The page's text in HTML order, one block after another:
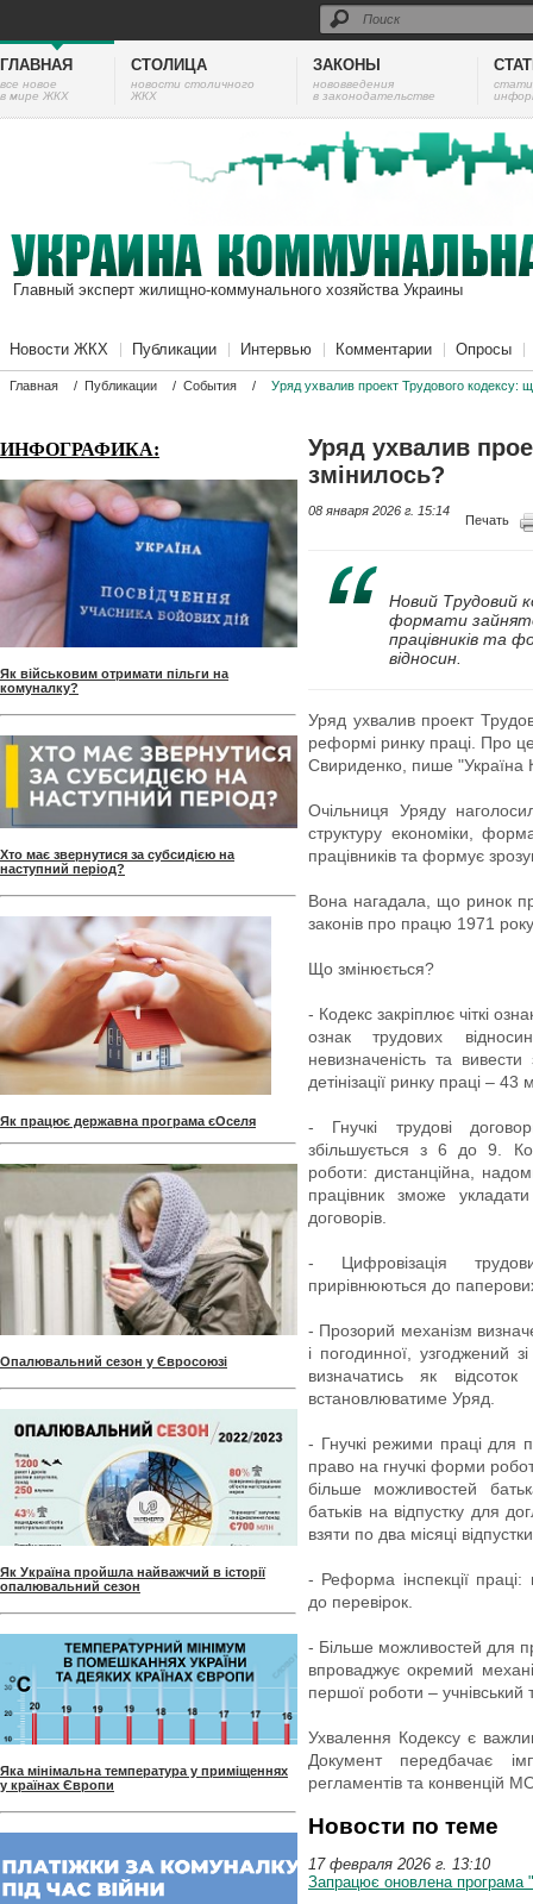
ГЛАВНАЯ
все новое
в мире ЖКХ
СТОЛИЦА
новости столичного
ЖКХ
ЗАКОНЫ
нововведения
в законодательстве
Главный эксперт жилищно-коммунального хозяйства Украины
Новости ЖКХ Публикации Интервью Комментарии Опросы
Главная / Публикации / События / Уряд ухвалив проект Трудового кодексу:
ИНФОГРАФИКА:
Як військовим отримати пільги на
комуналку?
Хто має звернутися за субсидією на
наступний період?
Як працює державна програма єОселя
Опалювальний сезон у Євросоюзі
Як Україна пройшла найважчий в історії
опалювальний сезон
Яка мінімальна температура у приміщеннях
у країнах Європи
Уряд ухвалив
змінилось?
08 января 2026 г. 15:14
Печать
Новий Трудовий
формати
працівників та
відносин.
Уряд ухвалив проект
реформі ринку праці. Про
Свириденко, пише "Україна
Очільниця Уряду
структуру економіки,
працівників та формує
Вона нагадала, що ринок
законів про працю 1971
Що змінюється?
- Кодекс закріплює чіткі
ознак трудових
невизначеність та
детінізації ринку праці –
- Гнучкі трудові
збільшується з 6 до 9.
роботи: дистанційна,
працівник зможе
договорів.
- Цифровізація
прирівнюються до
- Прозорий механізм
і погодинної, узгоджений
визначатись як
встановлюватиме Уряд.
- Гнучкі режими праці для
право на гнучкі форми
більше можливостей
батьків на відпустку для
взяти по два місяці
- Реформа інспекції праці:
до перевірок.
- Більше можливостей для
впроваджує окремий
першої роботи – учнівський
Ухвалення Кодексу є
Документ передбачає
регламентів та конвенцій
Новости по теме
17 февраля 2026 г. 13:10
Запрацює оновлена програма